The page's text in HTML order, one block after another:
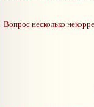
Вопрос несколько